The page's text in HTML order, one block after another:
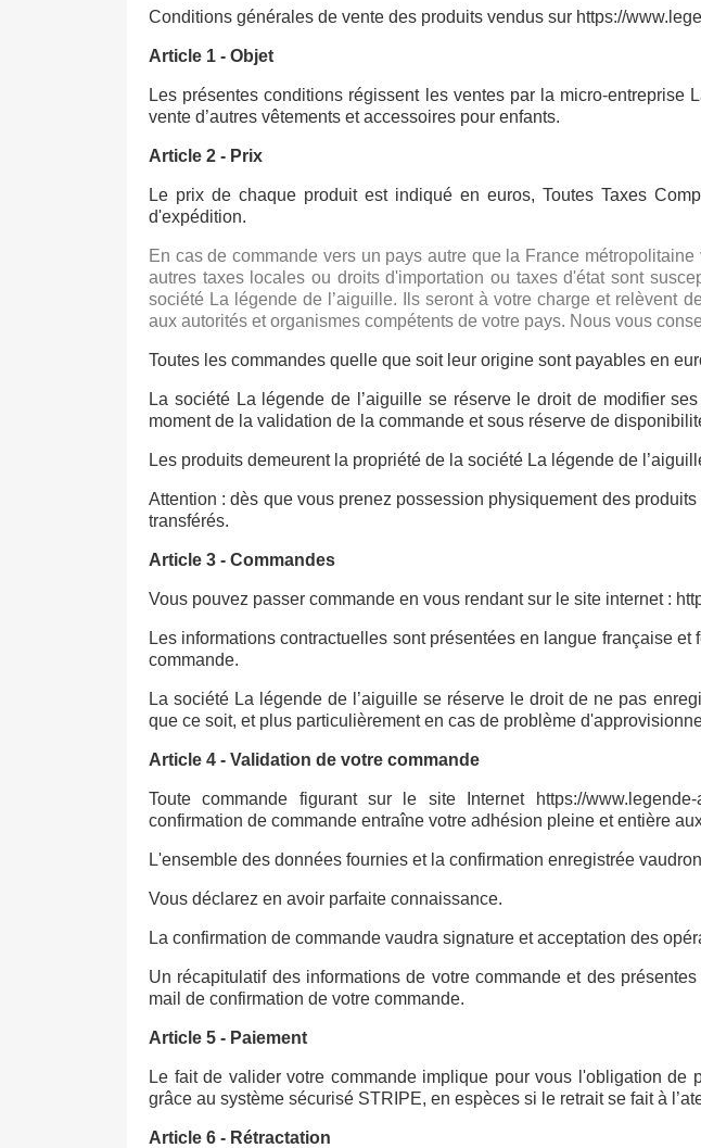
Conditions générales de vente des produits vendus sur https://
Article 1 - Objet
Les présentes conditions régissent les ventes par la micro-
vente d’autres vêtements et accessoires pour enfants.
Article 2 - Prix
Le prix de chaque produit est indiqué en euros, Toutes Taxes
d'expédition.
En cas de commande vers un pays autre que la France
autres taxes locales ou droits d'importation ou taxes d'état sont
société La légende de l’aiguille. Ils seront à votre charge et relèvent
aux autorités et organismes compétents de votre pays. Nous vous
Toutes les commandes quelle que soit leur origine sont payables en
La société La légende de l’aiguille se réserve le droit de modifier
moment de la validation de la commande et sous réserve de
Les produits demeurent la propriété de la société La légende de
Attention : dès que vous prenez possession physiquement des
transférés.
Article 3 - Commandes
Vous pouvez passer commande en vous rendant sur le site internet :
Les informations contractuelles sont présentées en langue française
commande.
La société La légende de l’aiguille se réserve le droit de ne pas
que ce soit, et plus particulièrement en cas de problème
Article 4 - Validation de votre commande
Toute commande figurant sur le site Internet https://
confirmation de commande entraîne votre adhésion pleine et entière
L'ensemble des données fournies et la confirmation enregistrée
Vous déclarez en avoir parfaite connaissance.
La confirmation de commande vaudra signature et acceptation des
Un récapitulatif des informations de votre commande et des
mail de confirmation de votre commande.
Article 5 - Paiement
Le fait de valider votre commande implique pour vous l'obligation
grâce au système sécurisé STRIPE, en espèces si le retrait se fait à
Article 6 - Rétractation